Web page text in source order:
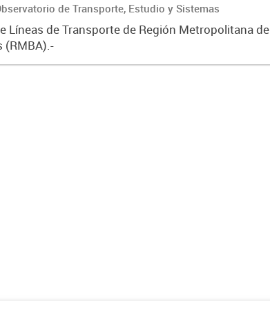
de Transporte, Estudio y Sistemas
Líneas de Transporte de Región Metropolitana de
(RMBA).-